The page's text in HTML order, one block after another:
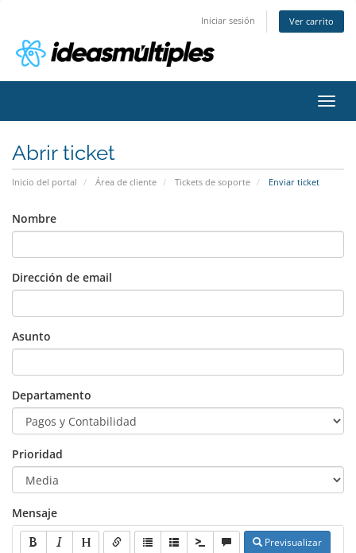
Iniciar sesión Ver carrito
Abrir ticket
Inicio del portal Área de cliente Tickets de soporte Enviar ticket
Nombre
Dirección de email
Asunto
Departamento
Prioridad
Mensaje
Previsualizar